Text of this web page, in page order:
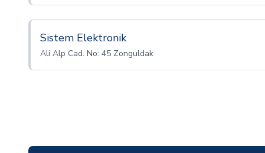
Sistem Elektronik
Ali Alp Cad. No: 45 Zonguldak